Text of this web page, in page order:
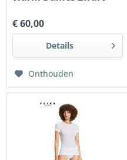
€ 60,00
Details
Onthouden